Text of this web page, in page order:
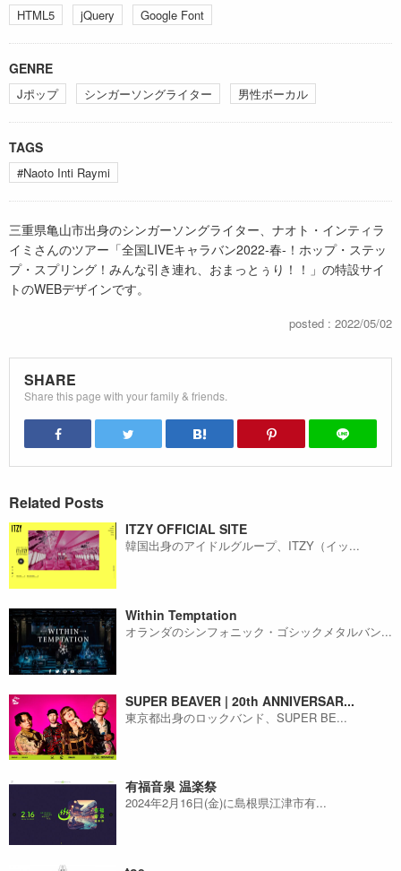
HTML5 jQuery Google Font
GENRE
Jポップ シンガーソングライター 男性ボーカル
TAGS
#Naoto Inti Raymi
三重県亀山市出身のシンガーソングライター、ナオト・インティラ
イミさんのツアー「全国LIVEキャラバン2022-春-！ホップ・ステッ
プ・スプリング！みんな引き連れ、おまっとぅり！！」の特設サイ
トのWEBデザインです。
posted : 2022/05/02
SHARE
Share this page with your family & friends.
Related Posts
ITZY OFFICIAL SITE
韓国出身のアイドルグループ、ITZY（イッ...
Within Temptation
オランダのシンフォニック・ゴシックメタルバン...
SUPER BEAVER | 20th ANNIVERSAR...
東京都出身のロックバンド、SUPER BE...
有福音泉 温楽祭
2024年2月16日(金)に島根県江津市有...